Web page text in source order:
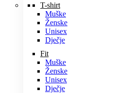
T-shirt
Muške
Ženske
Unisex
Dječje
Fit
Muške
Ženske
Unisex
Dječje